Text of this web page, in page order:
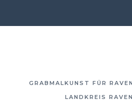
GRABMALKUNST FÜR
LANDKREIS